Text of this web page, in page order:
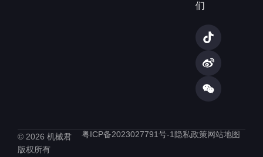
们
T
i
k
t
o
k
W
e
b
o
W
e
x
n
© 2026 机械君
版权所有
粤ICP备2023027791号-1 隐私政策网站地图